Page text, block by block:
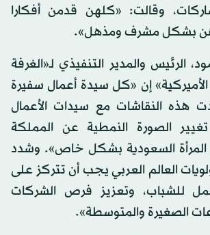
وقالت: «كلهن قدمن أفكارا
بشكل مشرف ومذهل».
الرئيس والمدير التنفيذي لـ«الغرفة
الأميركية» إن «كل سيدة أعمال سفيرة
هذه النقاشات مع سيدات الأعمال
الصورة النمطية عن المملكة
السعودية بشكل خاص». وشدد
العالم العربي يجب أن تتركز على
للشباب، وتعزيز فرص الشركات
الصغيرة والمتوسطة».